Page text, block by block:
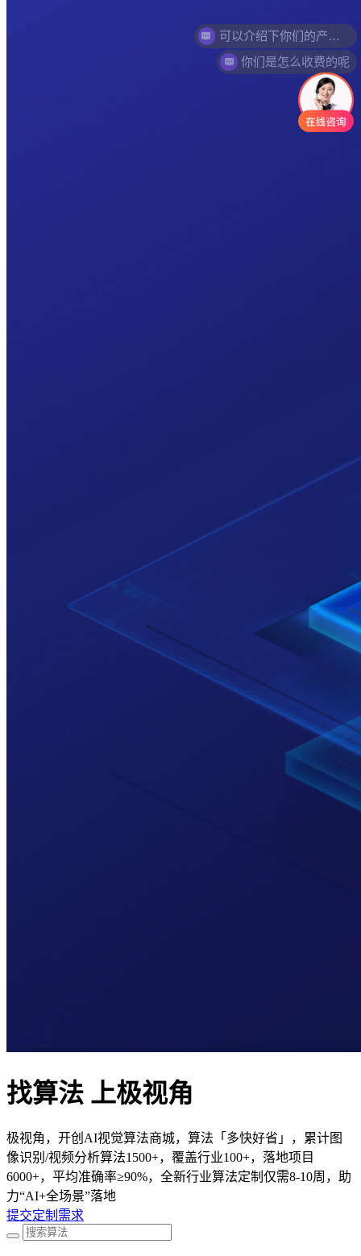
找算法 上极视角
极视角，开创AI视觉算法商城，算法「多快好省」，累计图
像识别/视频分析算法1500+，覆盖行业100+，落地项目
6000+，平均准确率≥90%，全新行业算法定制仅需8-10周，助
力“AI+全场景”落地
提交定制需求
你们是怎么收费的呢